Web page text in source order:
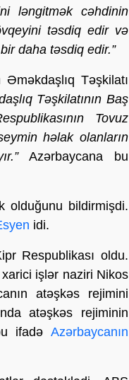
ləngitmək cəhdinin
təsdiq edir və
daha təsdiq edir.”
Təşkilatı
Təşkilatının Baş
Tovuz
həlak olanların
Azərbaycana bu
olduğunu bildirmişdi.
idi.
Respublikası oldu.
işlər naziri Nikos
atəşkəs rejimini
atəşkəs rejiminin
ifadə Azərbaycanın